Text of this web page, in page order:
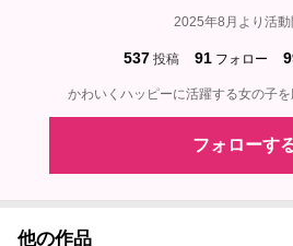
2025年8月より活動
537 投稿 91 フォロー
かわいくハッピーに活躍する女の子
フォローす
他の作品